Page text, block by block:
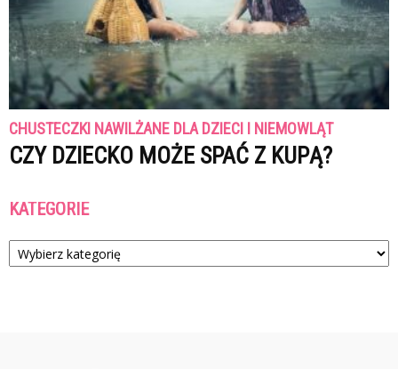
CHUSTECZKI NAWILŻANE DLA DZIECI I NIEMOWLĄT
CZY DZIECKO MOŻE SPAĆ Z KUPĄ?
KATEGORIE
Kategorie